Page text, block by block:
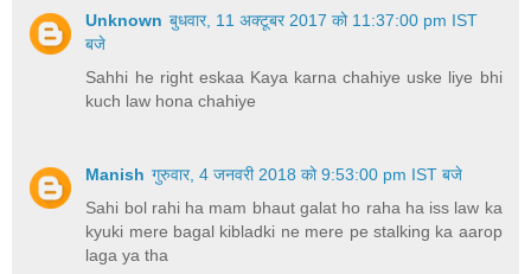
Unknown बुधवार, 11 अक्टूबर 2017 को 11:37:00 pm IST
बजे
Sahhi he right eskaa Kaya karna chahiye uske liye bhi
kuch law hona chahiye
Manish गुरुवार, 4 जनवरी 2018 को 9:53:00 pm IST बजे
Sahi bol rahi ha mam bhaut galat ho raha ha iss law ka
kyuki mere bagal kibladki ne mere pe stalking ka aarop
laga ya tha